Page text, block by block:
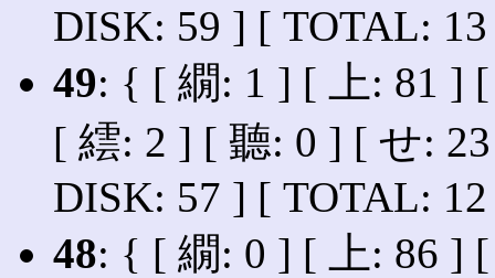
DISK: 59 ] [ TOTAL:
49: { [ 繝: 1 ] [ 上: 81 ]
[ 繧: 2 ] [ 聽: 0 ] [ せ:
DISK: 57 ] [ TOTAL:
48: { [ 繝: 0 ] [ 上: 86 ]